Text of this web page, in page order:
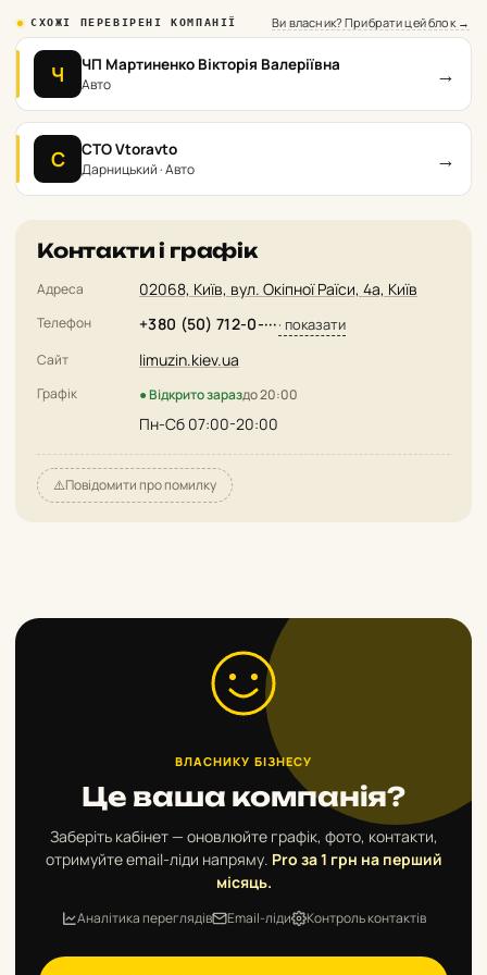
СХОЖІ ПЕРЕВІРЕНІ КОМПАНІЇ Ви власник? Прибрати цей блок →
Ч ЧП Мартиненко Вікторія Валеріївна
Авто →
С СТО Vtoravto
Дарницький · Авто →
Контакти і графік
Адреса 02068, Київ, вул. Окіпної Раїси, 4а, Київ
Телефон +380 (50) 712-0-···· показати
Сайт limuzin.kiev.ua
Графік ● Відкрито зараздо 20:00
Пн-Сб 07:00-20:00
⚠️Повідомити про помилку
ВЛАСНИКУ БІЗНЕСУ
Це ваша компанія?
Заберіть кабінет — оновлюйте графік, фото, контакти,
отримуйте email-ліди напряму. Pro за 1 грн на перший
місяць.
Аналітика переглядів Email-ліди Контроль контактів